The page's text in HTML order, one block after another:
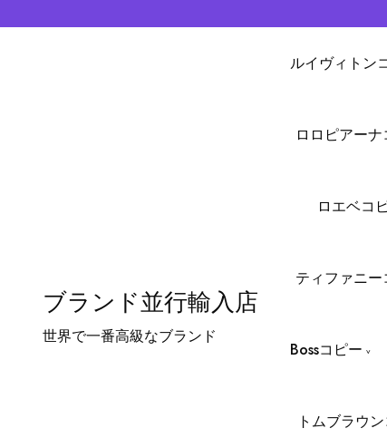
ブランド並行輸入店
世界で一番高級なブランド
ルイヴィトン
ロロピアー
ロエベコ
ティファニー
Bossコピー
トムブラウ